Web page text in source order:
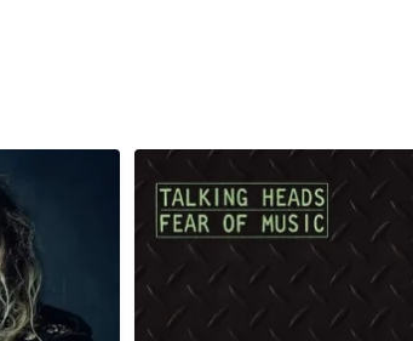
cantor,
Em 03/08/1979, há exatamente
era
2